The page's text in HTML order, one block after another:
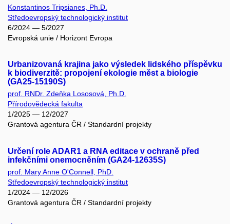
Konstantinos Tripsianes, Ph.D.
Středoevropský technologický institut
6/2024 — 5/2027
Evropská unie / Horizont Evropa
Urbanizovaná krajina jako výsledek lidského příspěvku
k biodiverzitě: propojení ekologie měst a biologie
(GA25-15190S)
prof. RNDr. Zdeňka Lososová, Ph.D.
Přírodovědecká fakulta
1/2025 — 12/2027
Grantová agentura ČR / Standardní projekty
Určení role ADAR1 a RNA editace v ochraně před
infekčními onemocněním (GA24-12635S)
prof. Mary Anne O'Connell, PhD.
Středoevropský technologický institut
1/2024 — 12/2026
Grantová agentura ČR / Standardní projekty